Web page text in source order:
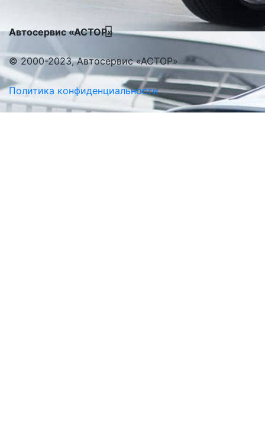
Автосервис «АСТОР»
© 2000-2023, Автосервис «АСТОР»
Политика конфиденциальности